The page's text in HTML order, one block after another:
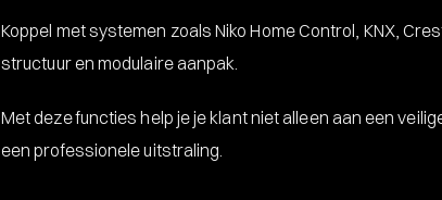
Koppel met systemen zoals Niko Home Control, KNX,
structuur en modulaire aanpak.
Met deze functies help je je klant niet alleen aan een
een professionele uitstraling.